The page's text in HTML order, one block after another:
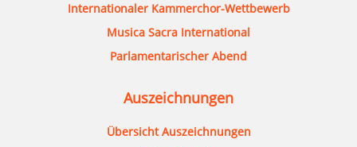
Internationaler Kammerchor-Wettbewerb
Musica Sacra International
Parlamentarischer Abend
Auszeichnungen
Übersicht Auszeichnungen